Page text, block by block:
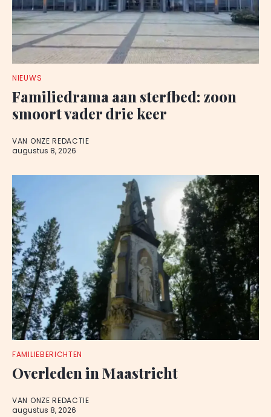
NIEUWS
Familiedrama aan sterfbed: zoon
smoort vader drie keer
VAN ONZE REDACTIE
augustus 8, 2026
FAMILIEBERICHTEN
Overleden in Maastricht
VAN ONZE REDACTIE
augustus 8, 2026